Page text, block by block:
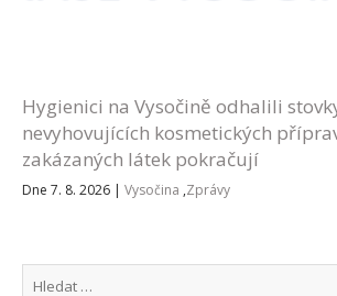
Hygienici na Vysočině odhalili
nevyhovujících kosmetických
zakázaných látek pokračují
Dne 7. 8. 2026 | Vysočina ,Zprávy